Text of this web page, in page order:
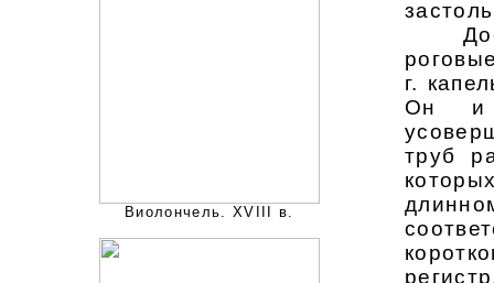
Виолончель. XVIII в.
г.
Он и
труб